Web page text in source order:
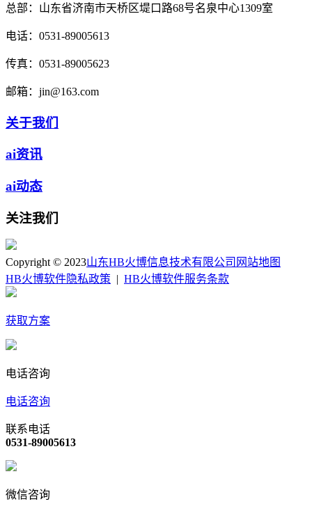
总部： 山东省济南市天桥区堤口路68号名泉中心1309室
电话： 0531-89005613
传真： 0531-89005623
邮箱： jin@163.com
关于我们
ai资讯
ai动态
关注我们
Copyright © 2023山东HB火博信息技术有限公司 网站地图
HB火博软件隐私政策
HB火博软件服务条款
获取方案
电话咨询
电话咨询
联系电话
0531-89005613
微信咨询